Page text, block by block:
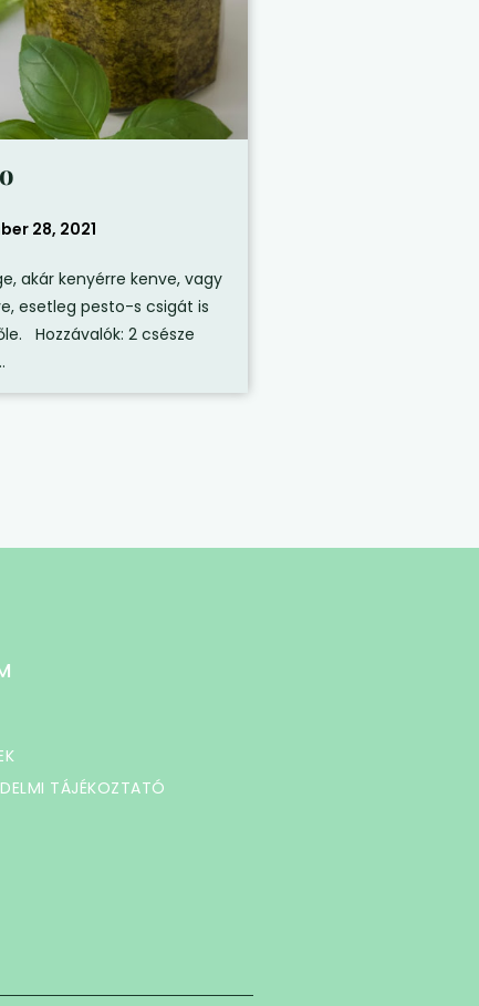
28, 2021
akár kenyérre kenve, vagy
esetleg pesto-s csigát is
Hozzávalók: 2 csésze
TÁJÉKOZTATÓ